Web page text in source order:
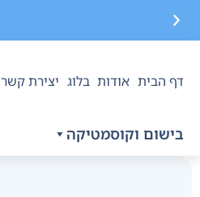
משלוח חינם בקנייה מעל 299 ₪, לא כולל בישוםדף הבית אודות בלוג יצירת קשר
בישום וקוסמטיקה